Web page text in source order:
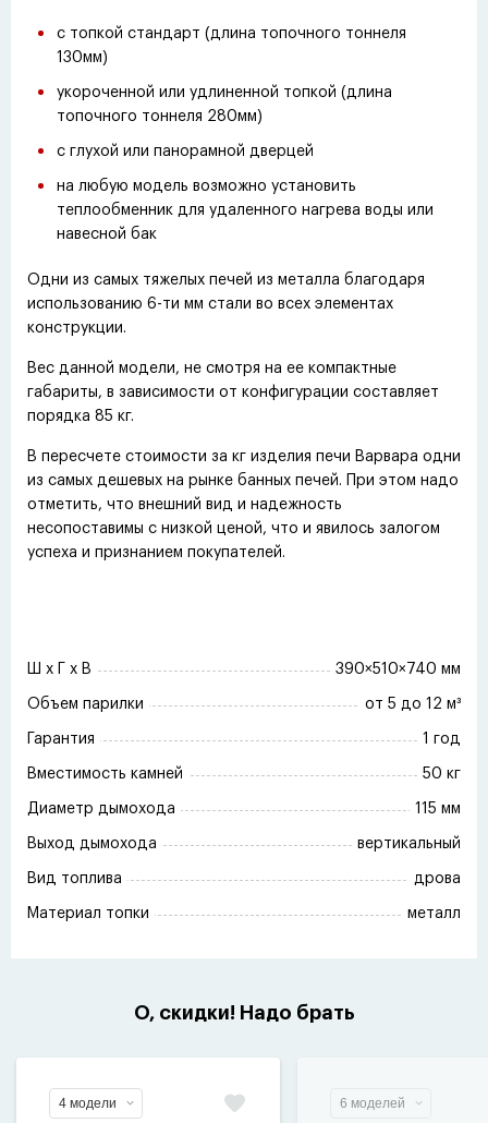
с топкой стандарт (длина топочного тоннеля
130мм)
укороченной или удлиненной топкой (длина
топочного тоннеля 280мм)
с глухой или панорамной дверцей
на любую модель возможно установить
теплообменник для удаленного нагрева воды или
навесной бак
Одни из самых тяжелых печей из металла благодаря
использованию 6-ти мм стали во всех элементах
конструкции.
Вес данной модели, не смотря на ее компактные
габариты, в зависимости от конфигурации составляет
порядка 85 кг.
В пересчете стоимости за кг изделия печи Варвара одни
из самых дешевых на рынке банных печей. При этом надо
отметить, что внешний вид и надежность
несопоставимы с низкой ценой, что и явилось залогом
успеха и признанием покупателей.
Ш x Г x В 390×510×740 мм
Объем парилки от 5 до 12 м³
Гарантия 1 год
Вместимость камней 50 кг
Диаметр дымохода 115 мм
Выход дымохода вертикальный
Вид топлива дрова
Материал топки металл
О, скидки! Надо брать
4 модели 6 моделей